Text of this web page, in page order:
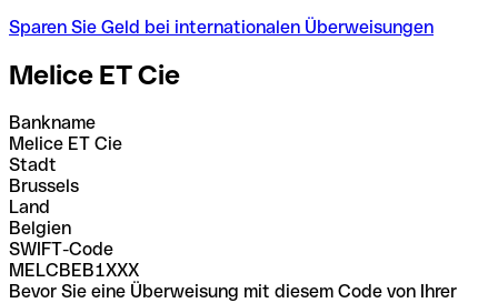
Sparen Sie Geld bei internationalen Überweisungen
Melice ET Cie
Bankname
Melice ET Cie
Stadt
Brussels
Land
Belgien
SWIFT-Code
MELCBEB1XXX
Bevor Sie eine Überweisung mit diesem Code von Ihrer